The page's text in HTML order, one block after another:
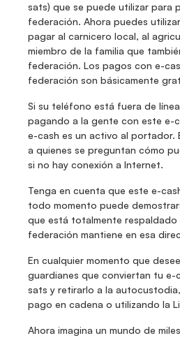
sats) que se puede utilizar para
federación. Ahora puedes
pagar al carnicero local, al
miembro de la familia que
federación. Los pagos con e-
federación son básicamente
Si su teléfono está fuera de
pagando a la gente con este e-
e-cash es un activo al portador.
a quienes se preguntan cómo
si no hay conexión a Internet.
Tenga en cuenta que este e-
todo momento puede
que está totalmente respaldado
federación mantiene en esa
En cualquier momento que
guardianes que conviertan tu e-
sats y retirarlo a la
pago en cadena o utilizando la
Ahora imagina un mundo de